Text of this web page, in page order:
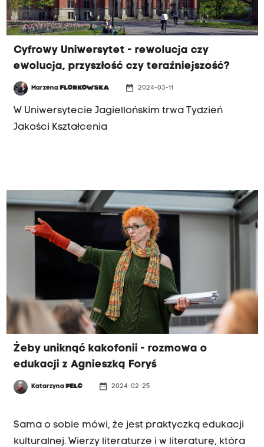
Cyfrowy Uniwersytet - rewolucja czy
ewolucja, przyszłość czy teraźniejszość?
Marzena FLORKOWSKA date_range 2024-03-11
W Uniwersytecie Jagiellońskim trwa Tydzień
Jakości Kształcenia
Żeby uniknąć kakofonii - rozmowa o
edukacji z Agnieszką Foryś
Katarzyna PELC date_range 2024-02-25
Sama o sobie mówi, że jest praktyczką edukacji
kulturalnej. Wierzy literaturze i w literaturę, która